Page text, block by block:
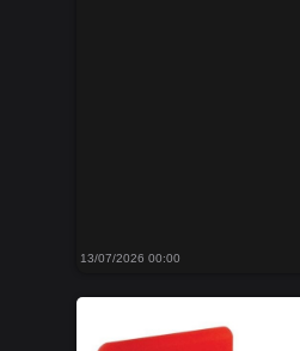
13/07/2026 00:00